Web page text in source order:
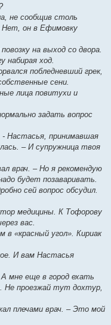
не сообщив столь
Нет, он в Ефимовку
на выход со двора.
набирая ход.
побледневший грек,
сени.
лица повитухи и
задать вопрос
Настасья, принимавшая
– И супружница твоя
врач. – Но я рекомендую
будет позаваривать.
сей вопрос обсудил.
медицины. К Тофорову
вас.
в «красный угол». Кириак
И вам Настасья
мне еще в город ехать
Не проезжай тут дохтур,
плечами врач. – Это мой